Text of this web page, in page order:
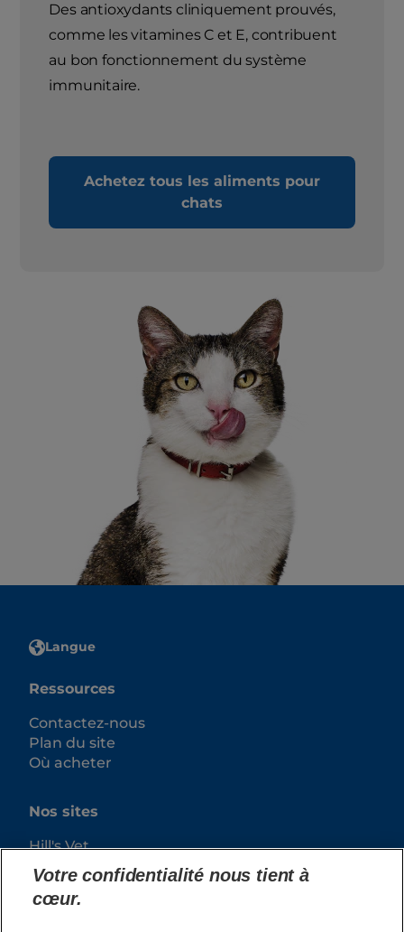
Des antioxydants cliniquement prouvés,
comme les vitamines C et E, contribuent
au bon fonctionnement du système
immunitaire.
Achetez tous les aliments pour
chats
Langue
Ressources
Contactez-nous
Plan du site
Où acheter
Nos sites
Hill's Vet
Carrières
Votre confidentialité nous tient à
cœur.